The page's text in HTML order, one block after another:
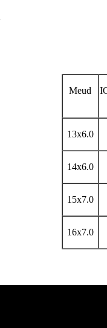
Meud
13x6.0
14x6.0
15x7.0
16x7.0